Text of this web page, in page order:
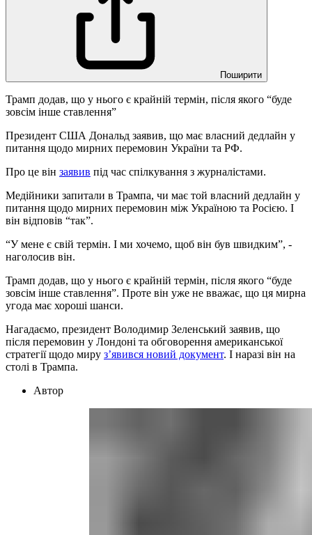
Поширити
Трамп додав, що у нього є крайній термін, після якого “буде
зовсім інше ставлення”
Президент США Дональд заявив, що має власний дедлайн у
питання щодо мирних перемовин України та РФ.
Про це він заявив під час спілкування з журналістами.
Медійники запитали в Трампа, чи має той власний дедлайн у
питання щодо мирних перемовин між Україною та Росією. І
він відповів “так”.
“У мене є свій термін. І ми хочемо, щоб він був швидким”, -
наголосив він.
Трамп додав, що у нього є крайній термін, після якого “буде
зовсім інше ставлення”. Проте він уже не вважає, що ця мирна
угода має хороші шанси.
Нагадаємо, президент Володимир Зеленський заявив, що
після перемовин у Лондоні та обговорення американської
стратегії щодо миру зʼявився новий документ. І наразі він на
столі в Трампа.
Автор